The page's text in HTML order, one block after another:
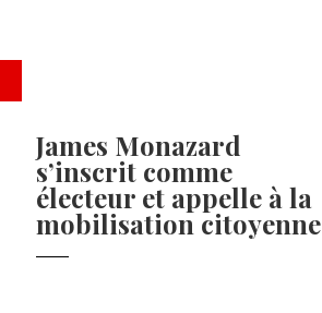
James Monazard
s’inscrit comme
électeur et appelle à la
mobilisation citoyenne